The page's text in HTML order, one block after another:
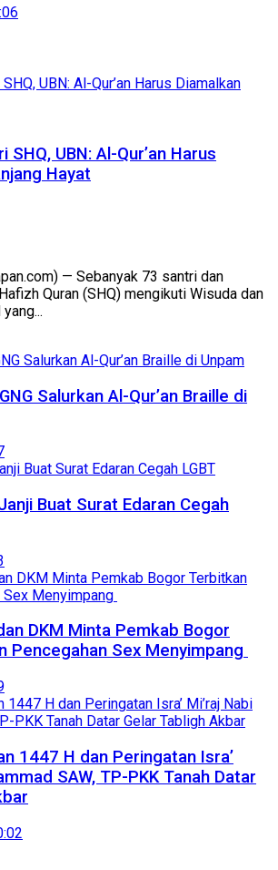
UBN: Al-Qur’an Harus
Hayat
— Sebanyak 73 santri dan
Quran (SHQ) mengikuti Wisuda dan
Salurkan Al-Qur’an Braille di
Buat Surat Edaran Cegah
DKM Minta Pemkab Bogor
Pencegahan Sex Menyimpang
1447 H dan Peringatan Isra’
SAW, TP-PKK Tanah Datar